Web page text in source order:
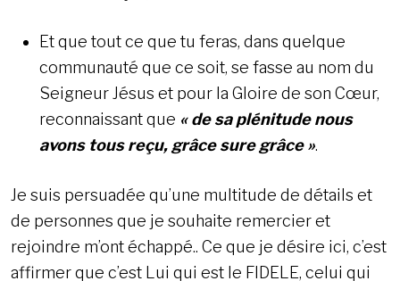
Et que tout ce que tu feras, dans quelque
communauté que ce soit, se fasse au nom du
Seigneur Jésus et pour la Gloire de son Cœur,
reconnaissant que « de sa plénitude nous
avons tous reçu, grâce sure grâce ».
Je suis persuadée qu’une multitude de détails et
de personnes que je souhaite remercier et
rejoindre m’ont échappé.. Ce que je désire ici, c’est
affirmer que c’est Lui qui est le FIDELE, celui qui